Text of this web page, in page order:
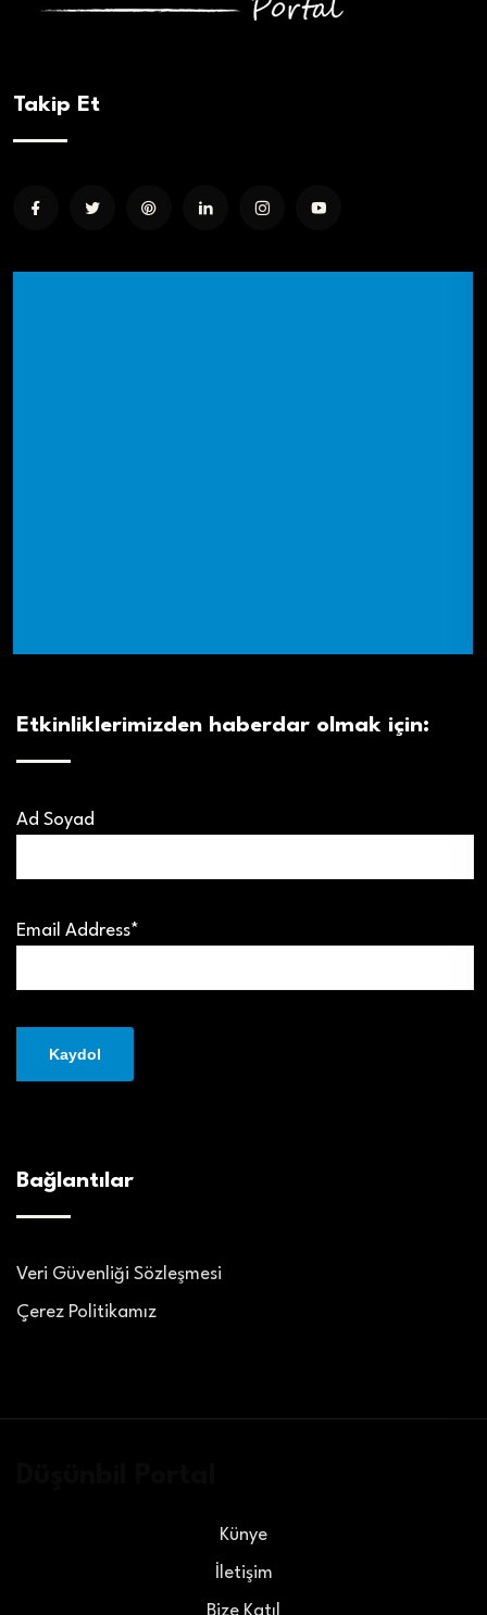
Takip Et
Etkinliklerimizden haberdar olmak için:
Ad Soyad
Email Address*
Bağlantılar
Veri Güvenliği Sözleşmesi
Çerez Politikamız
Künye
İletişim